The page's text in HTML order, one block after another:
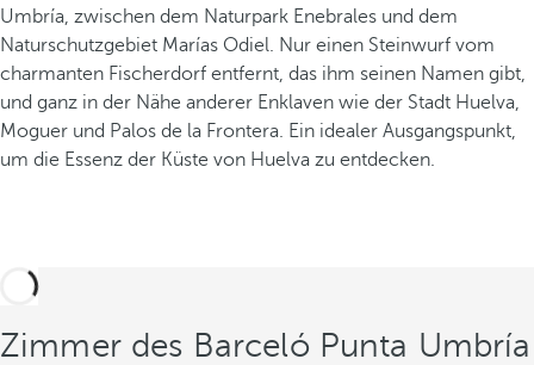
Umbría, zwischen dem Naturpark Enebrales und dem
Naturschutzgebiet Marías Odiel. Nur einen Steinwurf vom
charmanten Fischerdorf entfernt, das ihm seinen Namen gibt,
und ganz in der Nähe anderer Enklaven wie der Stadt Huelva,
Moguer und Palos de la Frontera. Ein idealer Ausgangspunkt,
um die Essenz der Küste von Huelva zu entdecken.
Zimmer des Barceló Punta Umbría